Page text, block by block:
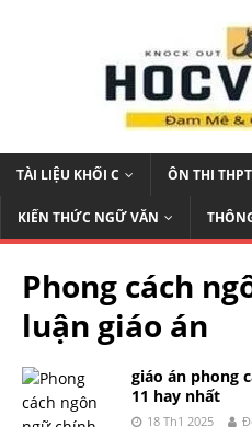
TÀI LIỆU KHỐI C ÔN THI
KIẾN THỨC NGỮ VĂN
Phong cách
luận giáo án
giáo án phong
11 hay nhất
18 Th1 2025